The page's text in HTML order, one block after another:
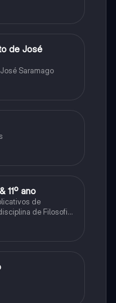
de José
Saramago
11º ano
de
de Filosofia